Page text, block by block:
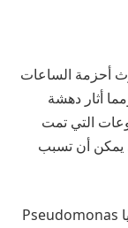
أحزمة الساعات
ومما أثار دهشة
85% من المجموعات التي تمت
يمكن أن تسبب
كان الباحثون قلقين بشكل خاص بشأن بكتيريا Pseudomonas